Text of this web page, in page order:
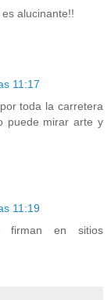
alucinante!!
11:17
toda la carretera
puede mirar arte y
11:19
firman en sitios